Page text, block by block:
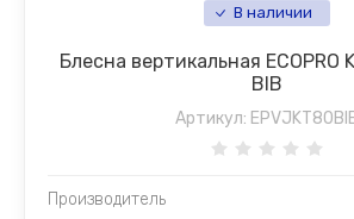
В наличии
Блесна вертикальная ECOPRO
BIB
Артикул:
Производитель